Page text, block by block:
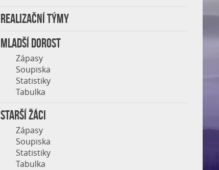
REALIZAČNÍ TÝMY
MLADŠÍ DOROST
Zápasy
Soupiska
Statistiky
Tabulka
STARŠÍ ŽÁCI
Zápasy
Soupiska
Statistiky
Tabulka